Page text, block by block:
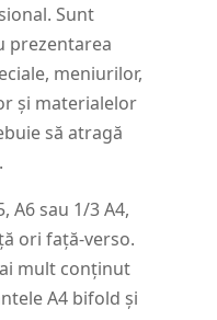
Sunt
prezentarea
meniurilor,
și materialelor
să atragă
A6 sau 1/3 A4,
ori față-verso.
mult conținut
A4 bifold și